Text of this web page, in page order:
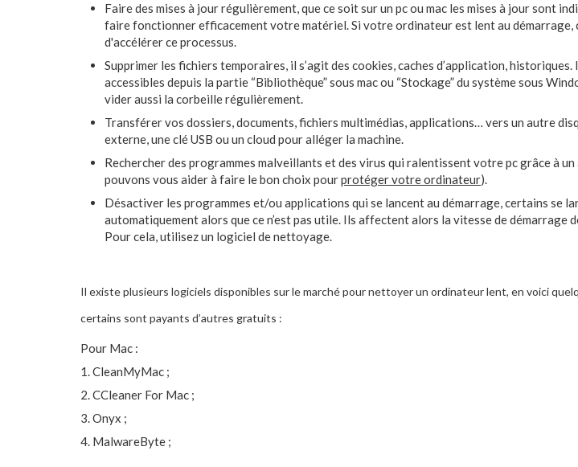
Faire des mises à jour régulièrement, que ce soit sur un pc ou mac les mises à jour sont
faire fonctionner efficacement votre matériel. Si votre ordinateur est lent au démarrage,
d'accélérer ce processus.
Supprimer les fichiers temporaires, il s’agit des cookies, caches d’application,
accessibles depuis la partie “Bibliothèque” sous mac ou “Stockage” du système sous
vider aussi la corbeille régulièrement.
Transférer vos dossiers, documents, fichiers multimédias, applications… vers un autre
externe, une clé USB ou un cloud pour alléger la machine.
Rechercher des programmes malveillants et des virus qui ralentissent votre pc grâce à
pouvons vous aider à faire le bon choix pourprotéger votre ordinateur).
Désactiver les programmes et/ou applications qui se lancent au démarrage, certains se
automatiquement alors que ce n’est pas utile. Ils affectent alors la vitesse de démarrage
Pour cela, utilisez un logiciel de nettoyage.
Il existe plusieurs logiciels disponibles sur le marché pour nettoyer un ordinateur lent, en voici
certains sont payants d’autres gratuits :
Pour Mac :
1. CleanMyMac ;
2. CCleaner For Mac ;
3. Onyx ;
4. MalwareByte ;